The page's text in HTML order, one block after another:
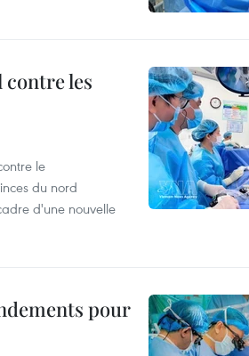
contre les
le
du nord
d'une nouvelle
pour